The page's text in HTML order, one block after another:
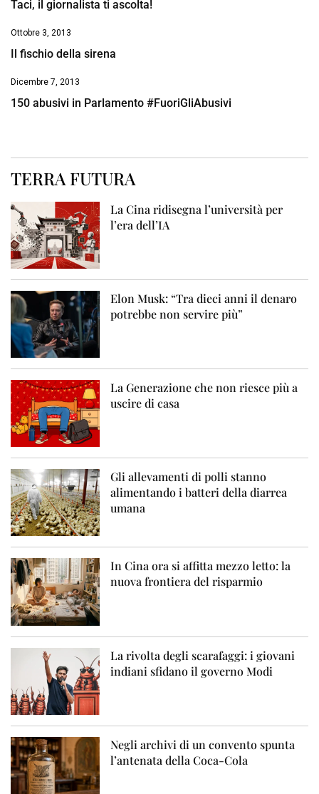
Taci, il giornalista ti ascolta!
Ottobre 3, 2013
Il fischio della sirena
Dicembre 7, 2013
150 abusivi in Parlamento #FuoriGliAbusivi
TERRA FUTURA
La Cina ridisegna l’università per
l’era dell’IA
Elon Musk: “Tra dieci anni il denaro
potrebbe non servire più”
La Generazione che non riesce più a
uscire di casa
Gli allevamenti di polli stanno
alimentando i batteri della diarrea
umana
In Cina ora si affitta mezzo letto: la
nuova frontiera del risparmio
La rivolta degli scarafaggi: i giovani
indiani sfidano il governo Modi
Negli archivi di un convento spunta
l’antenata della Coca-Cola